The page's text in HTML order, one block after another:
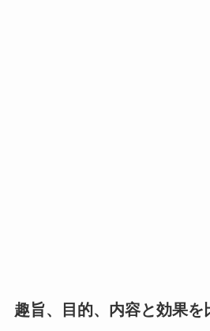
趣旨、目的、内容と効果を